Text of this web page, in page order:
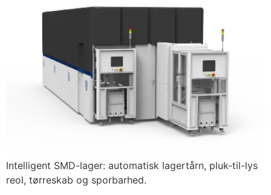
Intelligent SMD-lager: automatisk lagertårn, pluk-til-lys
reol, tørreskab og sporbarhed.